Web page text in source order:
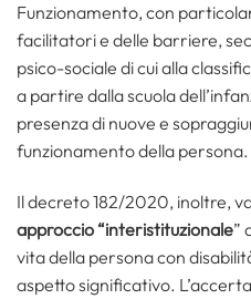
Funzionamento, con
facilitatori e delle barriere,
psico-sociale di cui alla
a partire dalla scuola
presenza di nuove e
funzionamento della persona.
Il decreto 182/2020, inoltre,
approccio “interistituzionale”
vita della persona con
aspetto significativo.